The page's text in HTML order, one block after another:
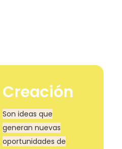
Creación
Son ideas que
generan nuevas
oportunidades de